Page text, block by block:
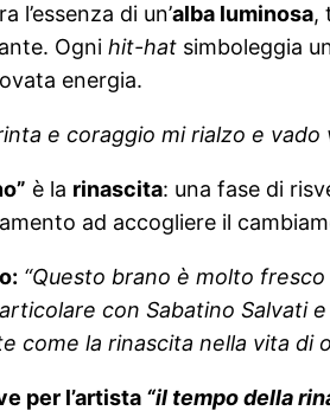
l’essenza di un’alba luminosa,
Ogni hit-hat simboleggia
energia.
e coraggio mi rialzo e vado
è la rinascita: una fase di
ad accogliere il
“Questo brano è molto
con Sabatino
come la rinascita nella vita di
per l’artista “il tempo della